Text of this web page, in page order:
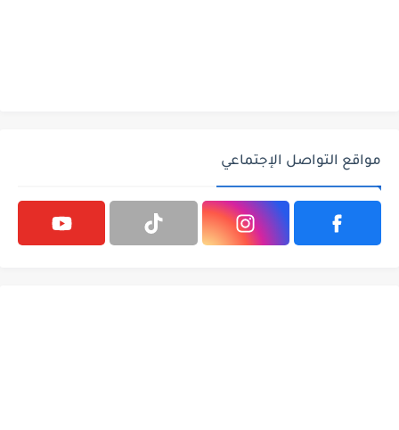
مواقع التواصل الإجتماعي